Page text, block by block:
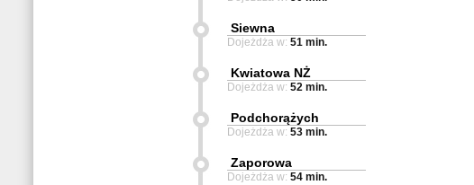
Siewna
Dojeżdża w: 51 min.
Kwiatowa NŻ
Dojeżdża w: 52 min.
Podchorążych
Dojeżdża w: 53 min.
Zaporowa
Dojeżdża w: 54 min.